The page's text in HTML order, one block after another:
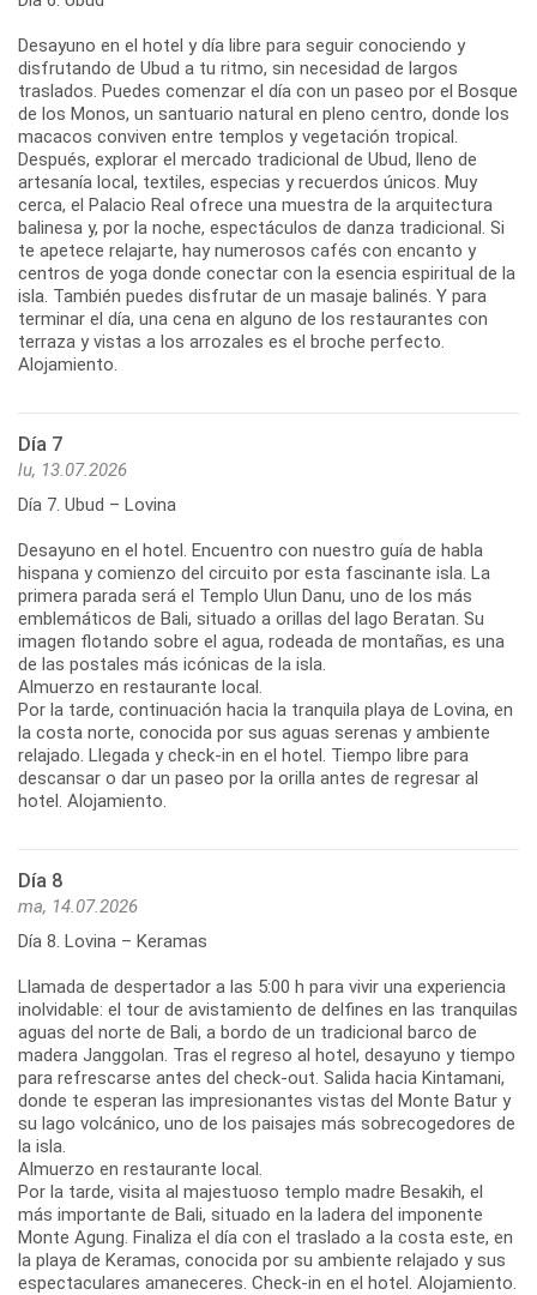
Desayuno en el hotel y día libre para seguir conociendo y
disfrutando de Ubud a tu ritmo, sin necesidad de largos
traslados. Puedes comenzar el día con un paseo por el Bosque
de los Monos, un santuario natural en pleno centro, donde los
macacos conviven entre templos y vegetación tropical.
Después, explorar el mercado tradicional de Ubud, lleno de
artesanía local, textiles, especias y recuerdos únicos. Muy
cerca, el Palacio Real ofrece una muestra de la arquitectura
balinesa y, por la noche, espectáculos de danza tradicional. Si
te apetece relajarte, hay numerosos cafés con encanto y
centros de yoga donde conectar con la esencia espiritual de la
isla. También puedes disfrutar de un masaje balinés. Y para
terminar el día, una cena en alguno de los restaurantes con
terraza y vistas a los arrozales es el broche perfecto.
Alojamiento.
Día 7
lu, 13.07.2026
Día 7. Ubud – Lovina
Desayuno en el hotel. Encuentro con nuestro guía de habla
hispana y comienzo del circuito por esta fascinante isla. La
primera parada será el Templo Ulun Danu, uno de los más
emblemáticos de Bali, situado a orillas del lago Beratan. Su
imagen flotando sobre el agua, rodeada de montañas, es una
de las postales más icónicas de la isla.
Almuerzo en restaurante local.
Por la tarde, continuación hacia la tranquila playa de Lovina, en
la costa norte, conocida por sus aguas serenas y ambiente
relajado. Llegada y check-in en el hotel. Tiempo libre para
descansar o dar un paseo por la orilla antes de regresar al
hotel. Alojamiento.
Día 8
ma, 14.07.2026
Día 8. Lovina – Keramas
Llamada de despertador a las 5:00 h para vivir una experiencia
inolvidable: el tour de avistamiento de delfines en las tranquilas
aguas del norte de Bali, a bordo de un tradicional barco de
madera Janggolan. Tras el regreso al hotel, desayuno y tiempo
para refrescarse antes del check-out. Salida hacia Kintamani,
donde te esperan las impresionantes vistas del Monte Batur y
su lago volcánico, uno de los paisajes más sobrecogedores de
la isla.
Almuerzo en restaurante local.
Por la tarde, visita al majestuoso templo madre Besakih, el
más importante de Bali, situado en la ladera del imponente
Monte Agung. Finaliza el día con el traslado a la costa este, en
la playa de Keramas, conocida por su ambiente relajado y sus
espectaculares amaneceres. Check-in en el hotel. Alojamiento.